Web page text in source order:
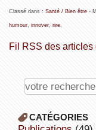
Classé dans : Santé / Bien être-
humour, innover, rire,
Fil RSS des articles
CATÉGORIES